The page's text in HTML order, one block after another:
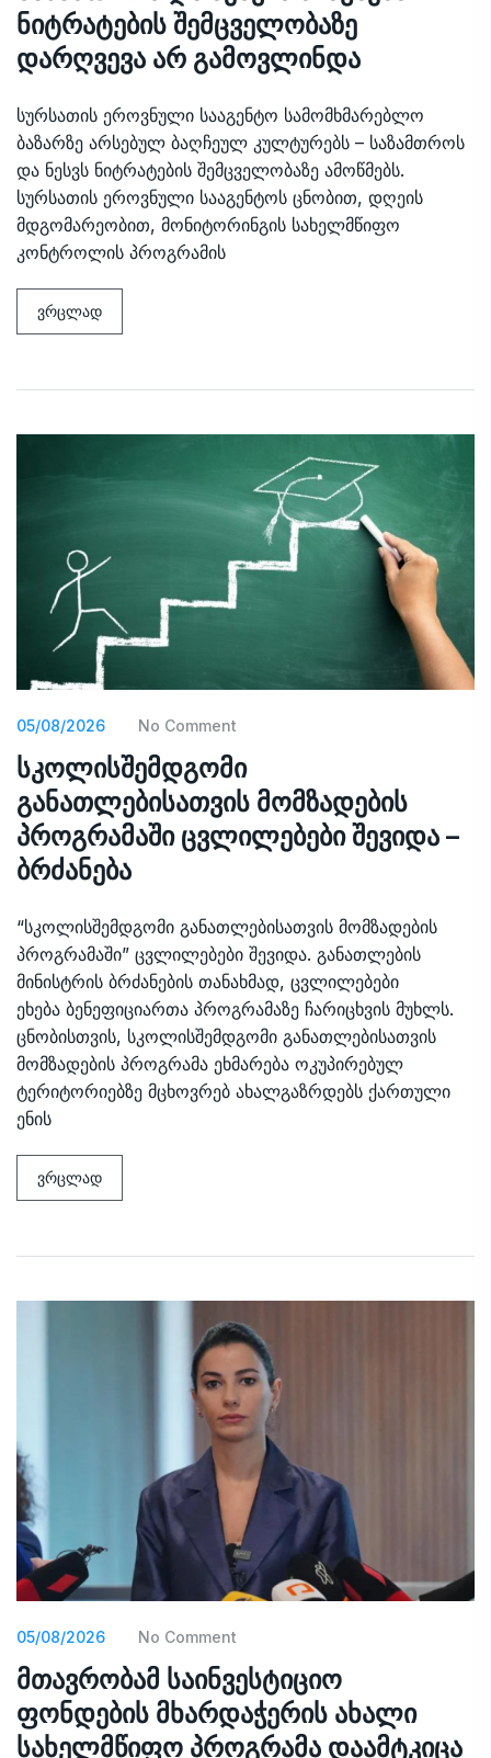
ნიტრატების შემცველობაზე
დარღვევა არ გამოვლინდა
სურსათის ეროვნული სააგენტო სამომხმარებლო
ბაზარზე არსებულ ბაღჩეულ კულტურებს – საზამთროს
და ნესვს ნიტრატების შემცველობაზე ამოწმებს.
სურსათის ეროვნული სააგენტოს ცნობით, დღეის
მდგომარეობით, მონიტორინგის სახელმწიფო
კონტროლის პროგრამის
ვრცლად
05/08/2026 No Comment
სკოლისშემდგომი
განათლებისათვის მომზადების
პროგრამაში ცვლილებები შევიდა –
ბრძანება
“სკოლისშემდგომი განათლებისათვის მომზადების
პროგრამაში” ცვლილებები შევიდა. განათლების
მინისტრის ბრძანების თანახმად, ცვლილებები
ეხება ბენეფიციართა პროგრამაზე ჩარიცხვის მუხლს.
ცნობისთვის, სკოლისშემდგომი განათლებისათვის
მომზადების პროგრამა ეხმარება ოკუპირებულ
ტერიტორიებზე მცხოვრებ ახალგაზრდებს ქართული
ენის
ვრცლად
05/08/2026 No Comment
მთავრობამ საინვესტიციო
ფონდების მხარდაჭერის ახალი
სახელმწიფო პროგრამა დაამტკიცა